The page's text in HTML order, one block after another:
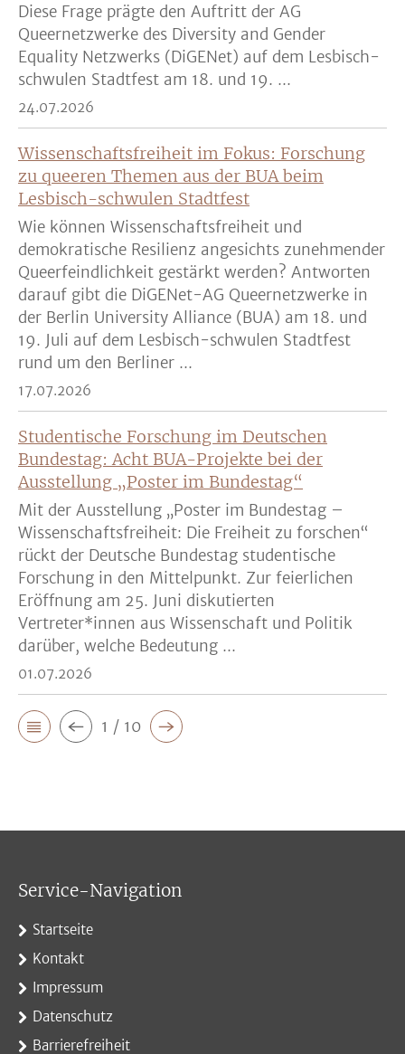
Diese Frage prägte den Auftritt der AG
Queernetzwerke des Diversity and Gender
Equality Netzwerks (DiGENet) auf dem Lesbisch-
schwulen Stadtfest am 18. und 19. ...
24.07.2026
Wissenschaftsfreiheit im Fokus: Forschung
zu queeren Themen aus der BUA beim
Lesbisch-schwulen Stadtfest
Wie können Wissenschaftsfreiheit und
demokratische Resilienz angesichts zunehmender
Queerfeindlichkeit gestärkt werden? Antworten
darauf gibt die DiGENet-AG Queernetzwerke in
der Berlin University Alliance (BUA) am 18. und
19. Juli auf dem Lesbisch-schwulen Stadtfest
rund um den Berliner ...
17.07.2026
Studentische Forschung im Deutschen
Bundestag: Acht BUA-Projekte bei der
Ausstellung „Poster im Bundestag“
Mit der Ausstellung „Poster im Bundestag –
Wissenschaftsfreiheit: Die Freiheit zu forschen“
rückt der Deutsche Bundestag studentische
Forschung in den Mittelpunkt. Zur feierlichen
Eröffnung am 25. Juni diskutierten
Vertreter*innen aus Wissenschaft und Politik
darüber, welche Bedeutung ...
01.07.2026
1 / 10
Service-Navigation
Startseite
Kontakt
Impressum
Datenschutz
Barrierefreiheit